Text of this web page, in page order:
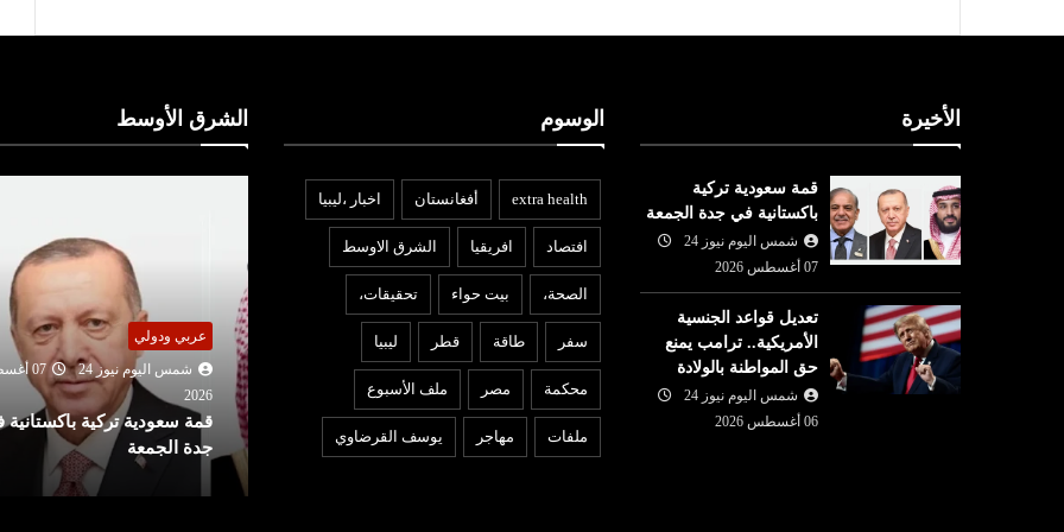
الأخيرة
قمة سعودية تركية
باكستانية في جدة الجمعة
شمس اليوم نيوز 24
07 أغسطس 2026
تعديل قواعد الجنسية
الأمريكية.. ترامب يمنع
حق المواطنة بالولادة
شمس اليوم نيوز 24
06 أغسطس 2026
الوسوم
extra health أفغانستان اخبار ،ليبيا
افتصاد افريقيا الشرق الاوسط
الصحة، بيت حواء تحقيقات،
سفر طاقة قطر ليبيا
محكمة مصر ملف الأسبوع
ملفات مهاجر يوسف القرضاوي
الشرق الأوسط
06 أغسطس
أخبار ليبيا
شمس اليوم نيوز 24
06 أغسطس
2026
لجنة “4+4” الليبية تتوصل لاتفاق
بشأن تعيين رئيس مفوضية
عربي ودولي
شمس اليوم نيوز 24
07 أغسطس
قمة سعودية تركية باكستانية في
جدة الجمعة
عربي ودولي
شمس اليوم نيوز 24
06
2026
تعديل قواعد الجنسية
ترامب يمنع حق المواطنة